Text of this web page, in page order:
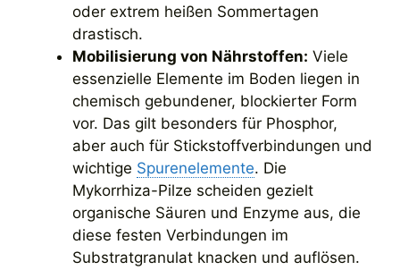
oder extrem heißen Sommertagen
drastisch.
Mobilisierung von Nährstoffen: Viele
essenzielle Elemente im Boden liegen in
chemisch gebundener, blockierter Form
vor. Das gilt besonders für Phosphor,
aber auch für Stickstoffverbindungen und
wichtige Spurenelemente. Die
Mykorrhiza-Pilze scheiden gezielt
organische Säuren und Enzyme aus, die
diese festen Verbindungen im
Substratgranulat knacken und auflösen.